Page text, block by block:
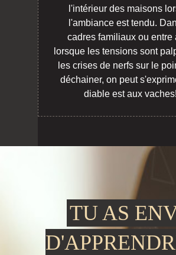
l'intérieur des maisons
l'ambiance est tendu.
cadres familiaux ou entre
lorsque les tensions sont
les crises de nerfs sur le
déchainer, on peut
diable est aux
TU AS